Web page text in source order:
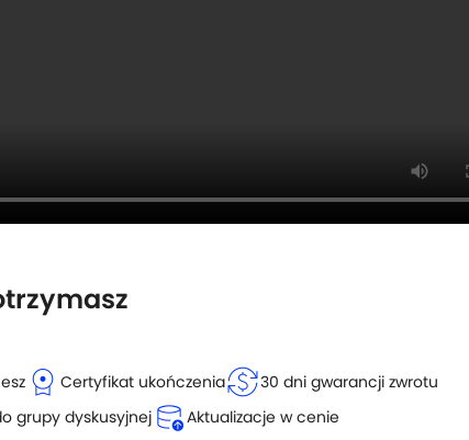
license Certyfikat ukończeniacurrency_exchange30 dni gwarancji zwrotu
grupy dyskusyjnej database_uploadAktualizacje w cenie